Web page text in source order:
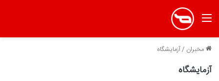
منو
مخبران /آزمایشگاه
آزمایشگاه